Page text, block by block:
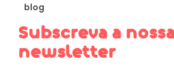
blog
Subscreva a
newsletter